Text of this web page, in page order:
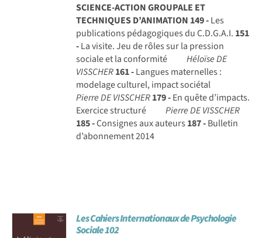
SCIENCE-ACTION GROUPALE ET
TECHNIQUES D’ANIMATION 149 -Les
publications pédagogiques du C.D.G.A.I. 151
-La visite. Jeu de rôles sur la pression
sociale et la conformité
Héloïse DE
VISSCHER161 -Langues maternelles :
modelage culturel, impact sociétal
Pierre DE VISSCHER179 -En quête d’impacts.
Exercice structuré
Pierre DE VISSCHER
185 -Consignes aux auteurs 187 -Bulletin
d’abonnement 2014
Les Cahiers Internationaux de Psychologie
Sociale 102